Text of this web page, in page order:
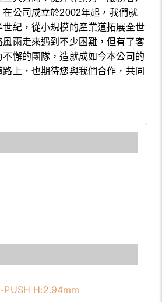
公司成立於2002年起，我們就
世紀，從小規模的產業道拓展全世
風雨走來遇到不少困難，但有了客
不懈的團隊，造就成如今本公司的
上，也期待您與我們合作，共同
H:2.94mm